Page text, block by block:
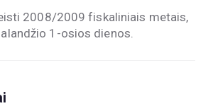
2008/2009 fiskaliniais metais,
1-osios dienos.